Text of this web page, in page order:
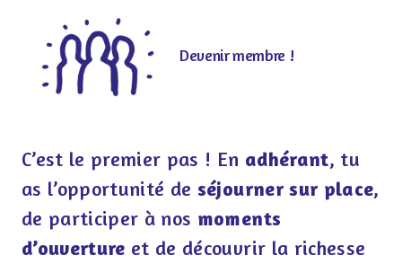
Devenir membre !
C’est le premier pas ! En adhérant, tu
as l’opportunité de séjourner sur place,
de participer à nos moments
d’ouverture et de découvrir la richesse